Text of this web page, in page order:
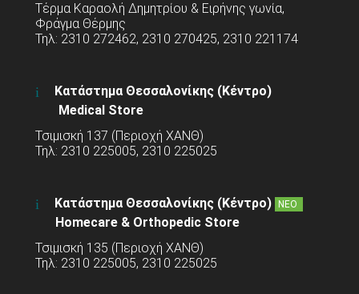
Τέρμα Καραολή Δημητρίου & Ειρήνης γωνία,
Φράγμα Θέρμης
Τηλ: 2310 272462, 2310 270425, 2310 221174
Κατάστημα Θεσσαλονίκης (Κέντρο)
Medical Store
Τσιμισκή 137 (Περιοχή ΧΑΝΘ)
Τηλ: 2310 225005, 2310 225025
Κατάστημα Θεσσαλονίκης (Κέντρο) ΝΕΟ
Homecare & Orthopedic Store
Τσιμισκή 135 (Περιοχή ΧΑΝΘ)
Τηλ: 2310 225005, 2310 225025